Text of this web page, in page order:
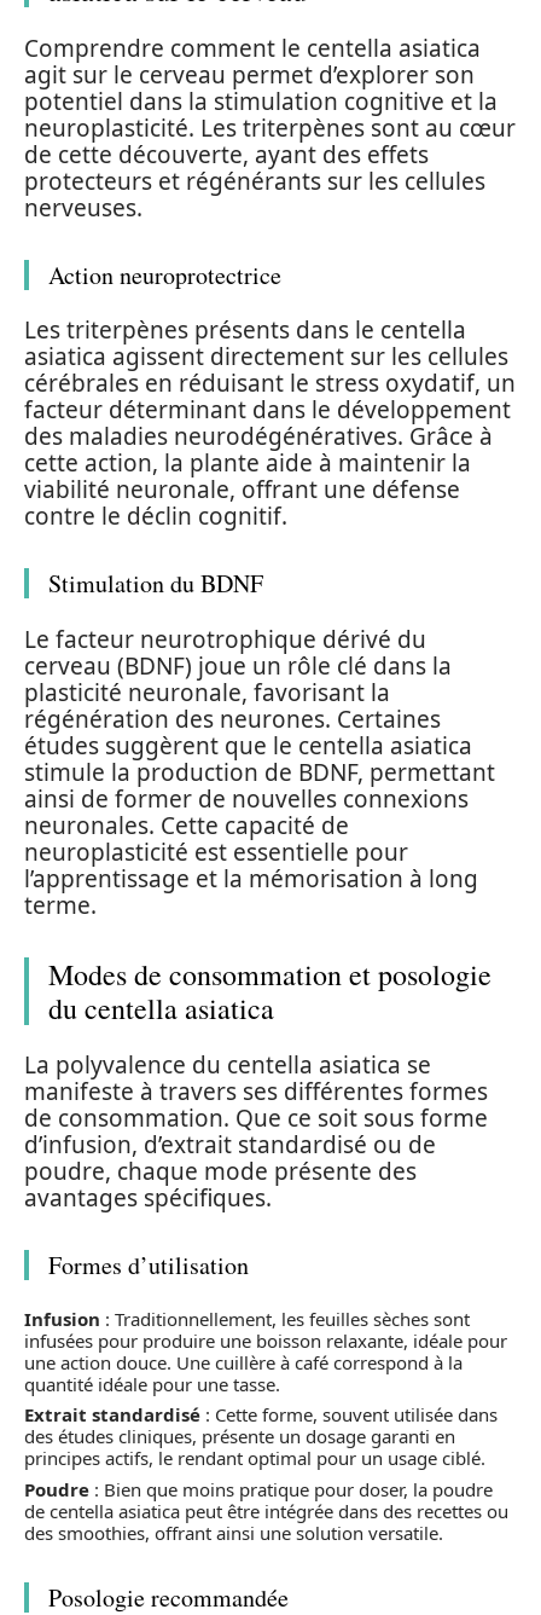
Comprendre comment le centella asiatica
agit sur le cerveau permet d’explorer son
potentiel dans la stimulation cognitive et la
neuroplasticité. Les triterpènes sont au cœur
de cette découverte, ayant des effets
protecteurs et régénérants sur les cellules
nerveuses.
Action neuroprotectrice
Les triterpènes présents dans le centella
asiatica agissent directement sur les cellules
cérébrales en réduisant le stress oxydatif, un
facteur déterminant dans le développement
des maladies neurodégénératives. Grâce à
cette action, la plante aide à maintenir la
viabilité neuronale, offrant une défense
contre le déclin cognitif.
Stimulation du BDNF
Le facteur neurotrophique dérivé du
cerveau (BDNF) joue un rôle clé dans la
plasticité neuronale, favorisant la
régénération des neurones. Certaines
études suggèrent que le centella asiatica
stimule la production de BDNF, permettant
ainsi de former de nouvelles connexions
neuronales. Cette capacité de
neuroplasticité est essentielle pour
l’apprentissage et la mémorisation à long
terme.
Modes de consommation et posologie
du centella asiatica
La polyvalence du centella asiatica se
manifeste à travers ses différentes formes
de consommation. Que ce soit sous forme
d’infusion, d’extrait standardisé ou de
poudre, chaque mode présente des
avantages spécifiques.
Formes d’utilisation
Infusion : Traditionnellement, les feuilles sèches sont
infusées pour produire une boisson relaxante, idéale pour
une action douce. Une cuillère à café correspond à la
quantité idéale pour une tasse.
Extrait standardisé : Cette forme, souvent utilisée dans
des études cliniques, présente un dosage garanti en
principes actifs, le rendant optimal pour un usage ciblé.
Poudre : Bien que moins pratique pour doser, la poudre
de centella asiatica peut être intégrée dans des recettes ou
des smoothies, offrant ainsi une solution versatile.
Posologie recommandée